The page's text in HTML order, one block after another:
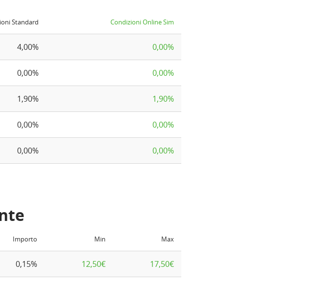
Standard Condizioni Online Sim
4,00% 0,00%
0,00% 0,00%
1,90% 1,90%
0,00% 0,00%
0,00% 0,00%
Importo Min Max
0,15% 12,50€ 17,50€